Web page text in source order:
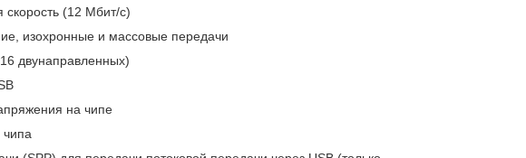
скорость (12 Мбит/с)
изохронные и массовые передачи
двунаправленных)
на чипе